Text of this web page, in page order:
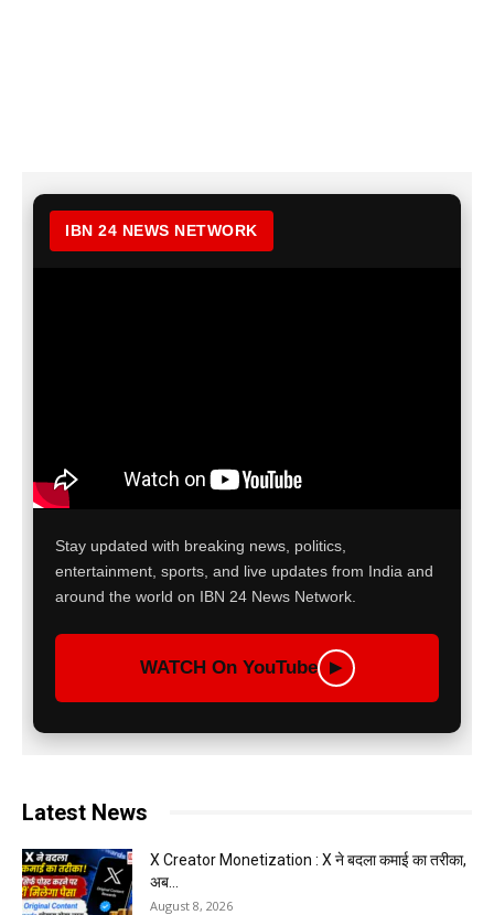
IBN 24 NEWS NETWORK
Stay updated with breaking news, politics,
entertainment, sports, and live updates from India and
around the world on IBN 24 News Network.
WATCH On YouTube ▶
Latest News
X Creator Monetization : X ने बदला कमाई का तरीका,
अब...
August 8, 2026